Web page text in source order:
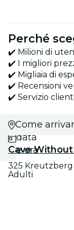
Perché
✔️ Milioni di
✔️ I migliori
✔️ Migliaia di
✔️ Recensioni
✔️ Servizio
Scegli
data
e ora
Adulti
Come
Cave
325 Kreutzberg